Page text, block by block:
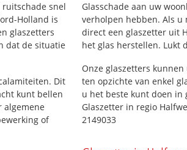
snel
Holland is
glaszetters
dat de situatie
Dit
kunt bellen
algemene
of
Glasschade aan uw
verholpen hebben. Als
direct een glaszetter uit
het glas herstellen. Lukt
Onze glaszetters
ten opzichte van enkel
u het beste kunt doen in
Glaszetter in regio
2149033